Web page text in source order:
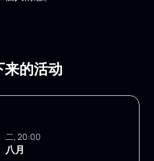
来的活动
二, 20:00
八月